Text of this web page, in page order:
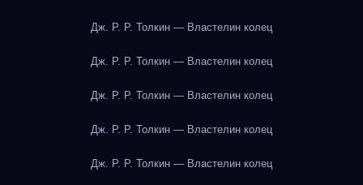
Дж. Р. Р. Толкин — Властелин колец
Дж. Р. Р. Толкин — Властелин колец
Дж. Р. Р. Толкин — Властелин колец
Дж. Р. Р. Толкин — Властелин колец
Дж. Р. Р. Толкин — Властелин колец